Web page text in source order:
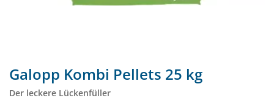
Galopp Kombi Pellets 25 kg
Der leckere Lückenfüller